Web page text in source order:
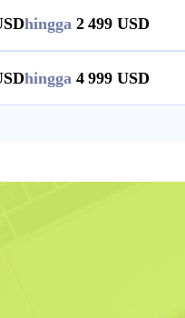
hingga 2 499
hingga 4 999